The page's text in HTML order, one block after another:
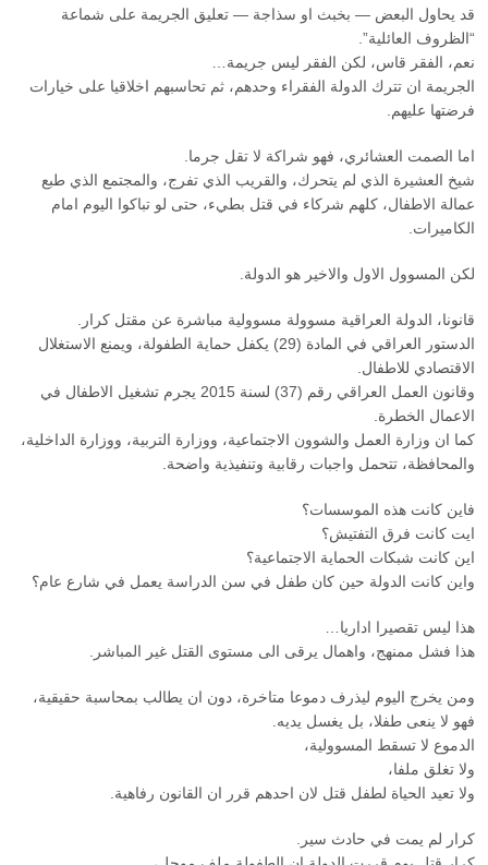
قد يحاول البعض — بخبث او سذاجة — تعليق الجريمة على شماعة
“الظروف العائلية”.
نعم، الفقر قاس، لكن الفقر ليس جريمة…
الجريمة ان تترك الدولة الفقراء وحدهم، ثم تحاسبهم اخلاقيا على خيارات
فرضتها عليهم.
اما الصمت العشائري، فهو شراكة لا تقل جرما.
شيخ العشيرة الذي لم يتحرك، والقريب الذي تفرج، والمجتمع الذي طبع
عمالة الاطفال، كلهم شركاء في قتل بطيء، حتى لو تباكوا اليوم امام
الكاميرات.
لكن المسوول الاول والاخير هو الدولة.
قانونا، الدولة العراقية مسوولة مسوولية مباشرة عن مقتل كرار.
الدستور العراقي في المادة (29) يكفل حماية الطفولة، ويمنع الاستغلال
الاقتصادي للاطفال.
وقانون العمل العراقي رقم (37) لسنة 2015 يجرم تشغيل الاطفال في
الاعمال الخطرة.
كما ان وزارة العمل والشوون الاجتماعية، ووزارة التربية، ووزارة الداخلية،
والمحافظة، تتحمل واجبات رقابية وتنفيذية واضحة.
فاين كانت هذه الموسسات؟
ايت كانت فرق التفتيش؟
اين كانت شبكات الحماية الاجتماعية؟
واين كانت الدولة حين كان طفل في سن الدراسة يعمل في شارع عام؟
هذا ليس تقصيرا اداريا…
هذا فشل ممنهج، واهمال يرقى الى مستوى القتل غير المباشر.
ومن يخرج اليوم ليذرف دموعا متاخرة، دون ان يطالب بمحاسبة حقيقية،
فهو لا ينعى طفلا، بل يغسل يديه.
الدموع لا تسقط المسوولية،
ولا تغلق ملفا،
ولا تعيد الحياة لطفل قتل لان احدهم قرر ان القانون رفاهية.
كرار لم يمت في حادث سير.